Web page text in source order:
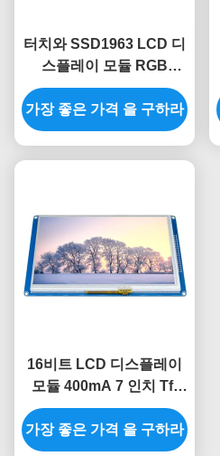
터치와 SSD1963 LCD 디
스플레이 모듈 RGB
480x272 4.3 인치 Tft
LCD 모듈
가장 좋은 가격 을 구하라
16비트 LCD 디스플레이
모듈 400mA 7 인치 Tft
LCD 모듈 스마트 디스플
레이 화면
가장 좋은 가격 을 구하라